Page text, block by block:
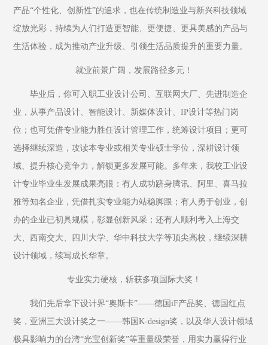
产品“个性化、创新性”的追求，也在传统制造业与新兴科技领域
绽放光彩，持续为人们打造更智能、更便捷、更具美感的产品与
生活体验，成为推动产业升级、引领生活品质提升的重要力量。
就业前景广阔，发展路径多元！
毕业后，你可入职工业设计公司、互联网大厂、先进制造企
业，从事产品设计、智能设计、新媒体设计、IP设计等热门岗
位；也可凭借专业能力胜任设计管理工作，统筹设计项目；更可
选择继续深造，攻读本专业或相关专业硕士学位，深耕设计领
域、提升核心竞争力，解锁更多发展可能。多年来，我校工业设
计专业毕业生发展成果亮眼：有人成功跻身腾讯、阿里、喜马拉
雅等知名企业，凭借扎实专业能力站稳脚跟；有人勇于创业，创
办的企业已初具规模，彰显创新风采；还有人顺利考入上海交
大、西南交大、四川大学、华中科技大学等顶尖高校，继续深耕
设计领域，续写成长华章。
专业实力硬核，斩获多项国际大奖！
我们先后拿下设计界“奥斯卡”——德国iF产品奖、德国红点
奖，亚洲三大设计奖之一——韩国K-design奖，以及华人设计领域
极具影响力的台湾“光宝创新奖”等重量级荣誉，用实力赢得行业